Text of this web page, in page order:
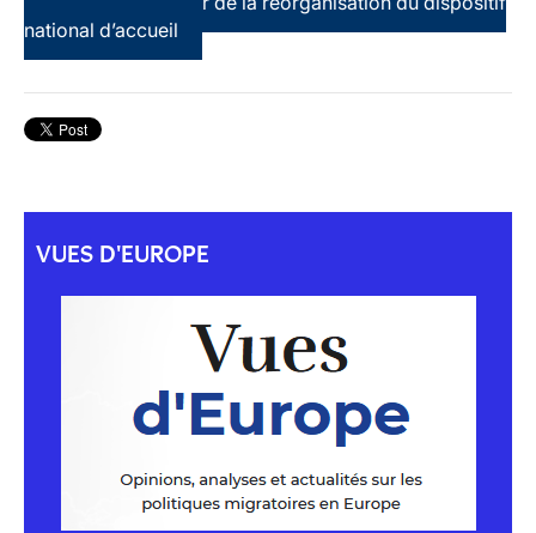
national d’accueil
VUES D'EUROPE